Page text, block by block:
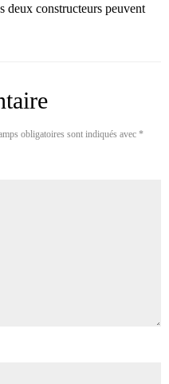
constructeurs peuvent
obligatoires sont indiqués avec *